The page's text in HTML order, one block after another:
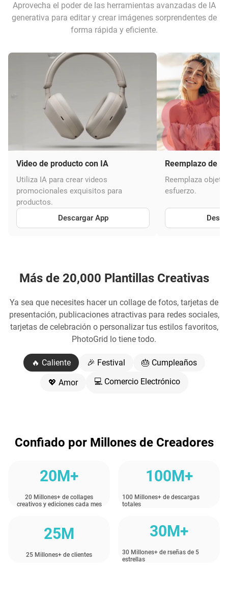
Aprovecha el poder de las herramientas avanzadas de IA
generativa para editar y crear imágenes sorprendentes de
forma rápida y eficiente.
Video de producto con IA
Utiliza IA para crear videos
promocionales exquisitos para
productos.
Descargar App
Reemplazo de IA
Reemplaza
esfuerzo.
Más de 20,000 Plantillas Creativas
Ya sea que necesites hacer un collage de fotos, tarjetas de
presentación, publicaciones atractivas para redes sociales,
tarjetas de celebración o personalizar tus estilos favoritos,
PhotoGrid lo tiene todo.
🔥 Caliente 🎉 Festival 🎂 Cumpleaños
💖 Amor 💻 Comercio Electrónico
Confiado por Millones de Creadores
20M+
20 Millones+ de collages
creativos y ediciones cada mes
100M+
100 Millones+ de descargas
totales
25M
25 Millones+ de clientes
30M+
30 Millones+ de rseñas de 5
estrellas